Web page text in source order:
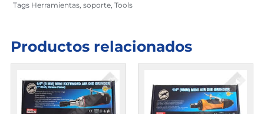
Tags Herramientas,soporte,Tools
Productos relacionados